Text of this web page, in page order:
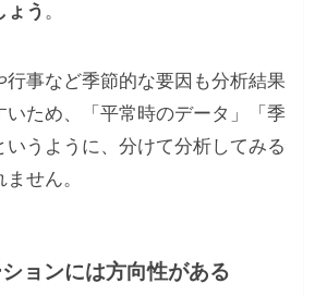
ょう 。
行事など季節的な要因も分析結果
いため、「平常時のデータ」「季
いうように、分けて分析してみる
せん。
ョンには方向性がある